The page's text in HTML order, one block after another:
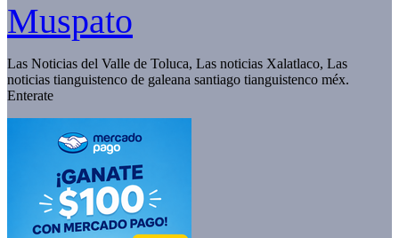
Muspato
Las Noticias del Valle de Toluca, Las noticias Xalatlaco, Las
noticias tianguistenco de galeana santiago tianguistenco méx.
Enterate